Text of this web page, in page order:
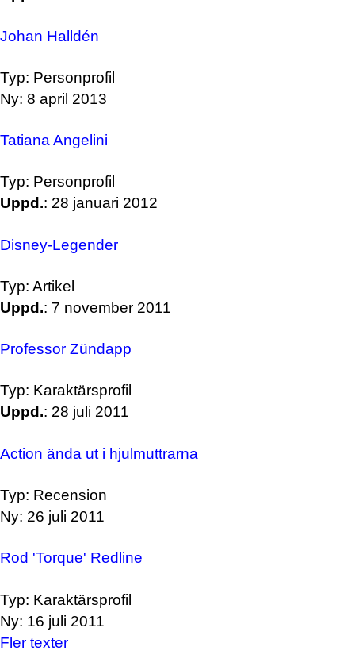
Johan Halldén
Typ: Personprofil
Ny: 8 april 2013
Tatiana Angelini
Typ: Personprofil
Uppd.: 28 januari 2012
Disney-Legender
Typ: Artikel
Uppd.: 7 november 2011
Professor Zündapp
Typ: Karaktärsprofil
Uppd.: 28 juli 2011
Action ända ut i hjulmuttrarna
Typ: Recension
Ny: 26 juli 2011
Rod 'Torque' Redline
Typ: Karaktärsprofil
Ny: 16 juli 2011
Fler texter